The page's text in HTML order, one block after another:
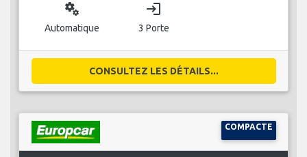
miscellaneous_services
Automatique
login
3 Porte
CONSULTEZ LES DÉTAILS...
COMPACTE